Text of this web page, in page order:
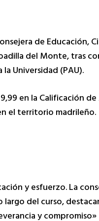
de Educación,
del Monte, tras
Universidad (PAU).
en la Calificación
el territorio madrileño.
y esfuerzo. La
del curso,
y